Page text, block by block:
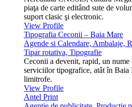
piaţa de carte editând sute de
suport clasic şi electronic.
View Profile
Tipografia Ceconii – Baia Mare
Agende si Calendare, Ambalaje,
Tipar rotativa, Tipografie
Ceconii a devenit, rapid, un nume
serviciilor tipografice, atât în Baia
limitrofe.
View Profile
Antel Print